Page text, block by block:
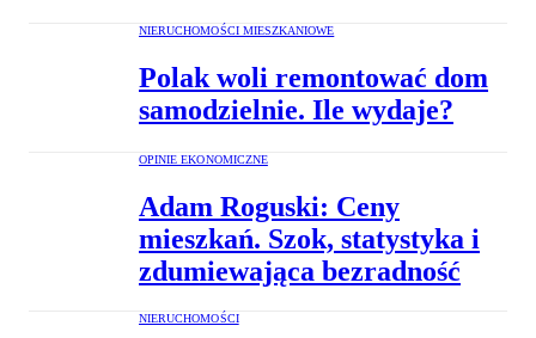
NIERUCHOMOŚCI MIESZKANIOWE
Polak woli remontować dom
samodzielnie. Ile wydaje?
OPINIE EKONOMICZNE
Adam Roguski: Ceny
mieszkań. Szok, statystyka i
zdumiewająca bezradność
NIERUCHOMOŚCI